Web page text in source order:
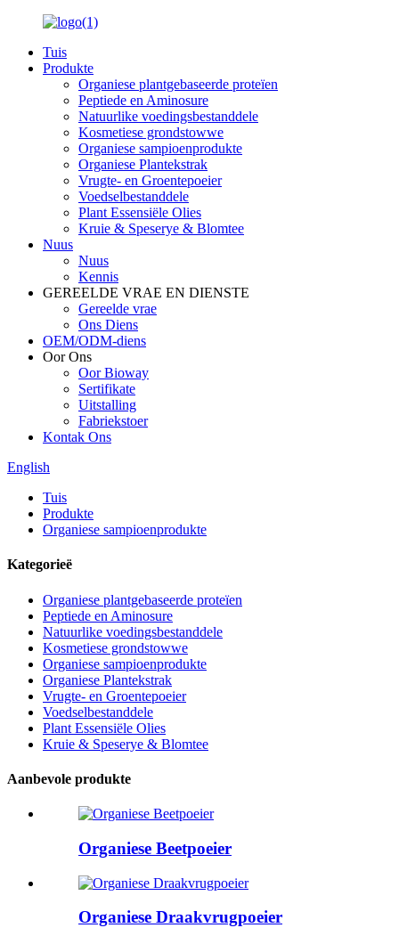
Tuis
Produkte
Organiese plantgebaseerde proteïen
Peptiede en Aminosure
Natuurlike voedingsbestanddele
Kosmetiese grondstowwe
Organiese sampioenprodukte
Organiese Plantekstrak
Vrugte- en Groentepoeier
Voedselbestanddele
Plant Essensiële Olies
Kruie & Speserye & Blomtee
Nuus
Nuus
Kennis
GEREELDE VRAE EN DIENSTE
Gereelde vrae
Ons Diens
OEM/ODM-diens
Oor Ons
Oor Bioway
Sertifikate
Uitstalling
Fabriekstoer
Kontak Ons
English
Tuis
Produkte
Organiese sampioenprodukte
Kategorieë
Organiese plantgebaseerde proteïen
Peptiede en Aminosure
Natuurlike voedingsbestanddele
Kosmetiese grondstowwe
Organiese sampioenprodukte
Organiese Plantekstrak
Vrugte- en Groentepoeier
Voedselbestanddele
Plant Essensiële Olies
Kruie & Speserye & Blomtee
Aanbevole produkte
Organiese Beetpoeier
Organiese Draakvrugpoeier